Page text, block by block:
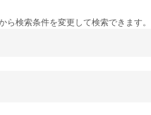
ら検索条件を変更して検索できます。